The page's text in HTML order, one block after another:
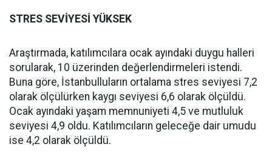
STRES SEVİYESİ YÜKSEK
Araştırmada, katılımcılara ocak ayındaki duygu halleri
sorularak, 10 üzerinden değerlendirmeleri istendi.
Buna göre, İstanbulluların ortalama stres seviyesi 7,2
olarak ölçülürken kaygı seviyesi 6,6 olarak ölçüldü.
Ocak ayındaki yaşam memnuniyeti 4,5 ve mutluluk
seviyesi 4,9 oldu. Katılımcıların geleceğe dair umudu
ise 4,2 olarak ölçüldü.